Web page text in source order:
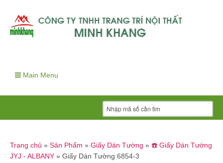
Main Menu
Trang chủ » Sản Phẩm » Giấy Dán Tường » ☎️ Giấy Dán Tường
JYJ - ALBANY » Giấy Dán Tường 6854-3